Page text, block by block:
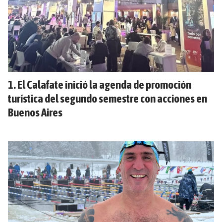
El Calafate inició la agenda de promoción
turística del segundo semestre con acciones en
Buenos Aires